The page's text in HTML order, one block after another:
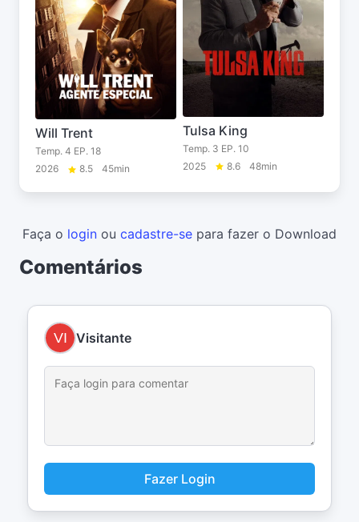
Will Trent
Temp. 4 EP. 18
2026
8.5 45min
Tulsa King
Temp. 3 EP. 10
2025
8.6 48min
Faça o login ou cadastre-se para fazer o Download
Comentários
Visitante
Fazer Login